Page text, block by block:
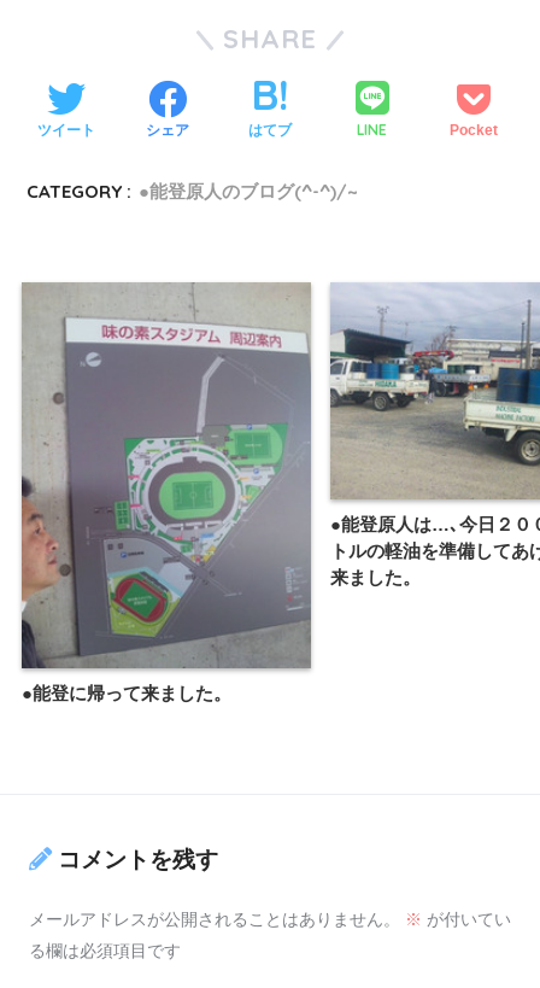
SHARE
ツイート シェア はてブ LINE Pocket
CATEGORY : ●能登原人のブログ(^-^)/~
●能登に帰って来ました。
●能登原人は…､今日２０
トルの軽油を準備してあ
来ました。
コメントを残す
メールアドレスが公開されることはありません。 ※ が付いてい
る欄は必須項目です